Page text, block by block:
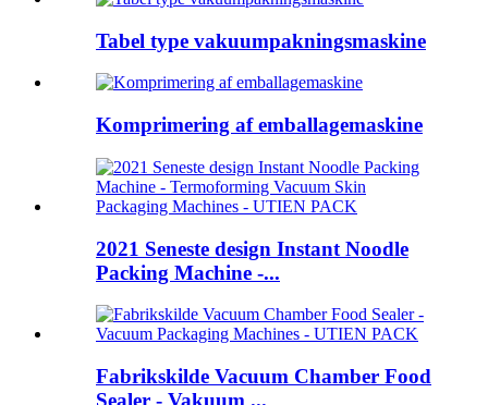
Tabel type vakuumpakningsmaskine
Komprimering af emballagemaskine
2021 Seneste design Instant Noodle
Packing Machine -...
Fabrikskilde Vacuum Chamber Food
Sealer - Vakuum ...